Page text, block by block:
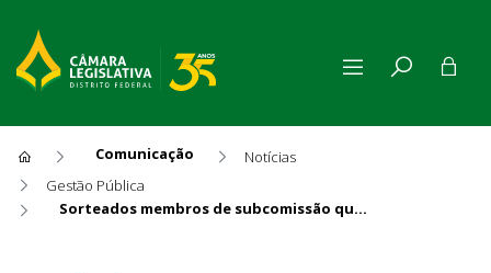
Comunicação
Notícias
Gestão Pública
Sorteados membros de subcomissão que fará julgamento técnico em concorrência de publicidade